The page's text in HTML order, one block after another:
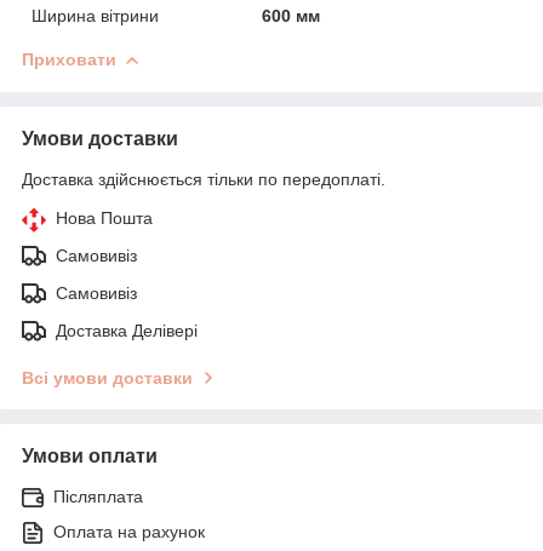
Ширина вітрини
600 мм
Приховати
Умови доставки
Доставка здійснюється тільки по передоплаті.
Нова Пошта
Самовивіз
Самовивіз
Доставка Делівері
Всі умови доставки
Умови оплати
Післяплата
Оплата на рахунок